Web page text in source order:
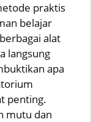
praktis
belajar
alat
langsung
apa
penting.
mutu dan